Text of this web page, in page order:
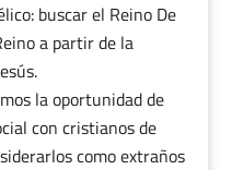
buscar el Reino De
a partir de la
la oportunidad de
con cristianos de
como extraños